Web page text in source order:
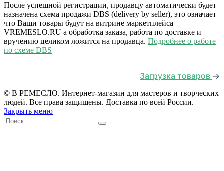
После успешной регистрации, продавцу автоматически будет
назначена схема продажи DBS (delivery by seller), это означает
что Ваши товары будут на витрине маркетплейса
VREMESLO.RU а обработка заказа, работа по доставке и
вручению целиком ложится на продавца. Подробнее о работе
по схеме DBS
Загрузка товаров →
© В РЕМЕСЛО. Интернет-магазин для мастеров и творческих
людей. Все права защищены. Доставка по всей России.
Закрыть меню